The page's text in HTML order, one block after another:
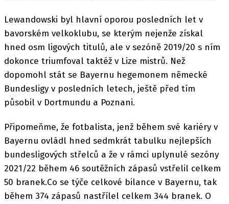
Lewandowski byl hlavní oporou posledních let v
bavorském velkoklubu, se kterým nejenže získal
hned osm ligových titulů, ale v sezóně 2019/20 s ním
dokonce triumfoval taktéž v Lize mistrů. Než
dopomohl stát se Bayernu hegemonem německé
Bundesligy v posledních letech, ještě před tím
působil v Dortmundu a Poznani.
Připomeňme, že fotbalista, jenž během své kariéry v
Bayernu ovládl hned sedmkrát tabulku nejlepších
bundesligových střelců a že v rámci uplynulé sezóny
2021/22 během 46 soutěžních zápasů vstřelil celkem
50 branek.Co se týče celkové bilance v Bayernu, tak
během 374 zápasů nastřílel celkem 344 branek. O